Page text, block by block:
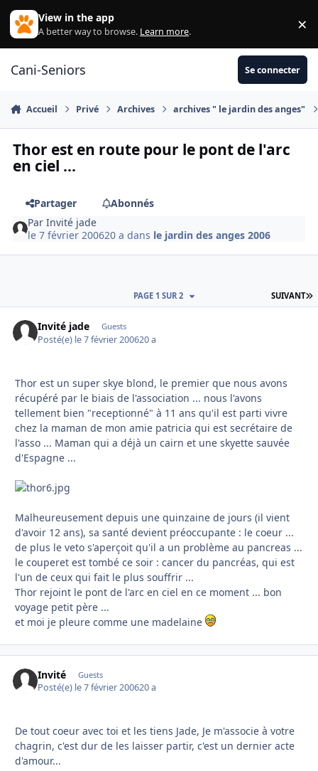
Aller au contenu
View in the app
A better way to browse. Learn more. ×
Cani-Seniors Se connecter
Accueil Privé Archives archives " le jardin des anges"
Thor est en route pour le pont de l'arc
en ciel ...
Partager
Abonnés
ParInvité jade
le 7 février 200620 a dans le jardin des anges 2006
SUIVANT
PAGE 1 SUR 2
Invité jade Guests
Posté(e) le 7 février 200620 a
Thor est un super skye blond, le premier que nous avons
récupéré par le biais de l'association ... nous l'avons
tellement bien "receptionné" à 11 ans qu'il est parti vivre
chez la maman de mon amie patricia qui est secrétaire de
l'asso ... Maman qui a déjà un cairn et une skyette sauvée
d'Espagne ...
Malheureusement depuis une quinzaine de jours (il vient
d'avoir 12 ans), sa santé devient préoccupante : le coeur ...
de plus le veto s'aperçoit qu'il a un problème au pancreas ...
le couperet est tombé ce soir : cancer du pancréas, qui est
l'un de ceux qui fait le plus souffrir ...
Thor rejoint le pont de l'arc en ciel en ce moment ... bon
voyage petit père ...
et moi je pleure comme une madelaine
Invité Guests
Posté(e) le 7 février 200620 a
De tout coeur avec toi et les tiens Jade, Je m'associe à votre
chagrin, c'est dur de les laisser partir, c'est un dernier acte
d'amour...